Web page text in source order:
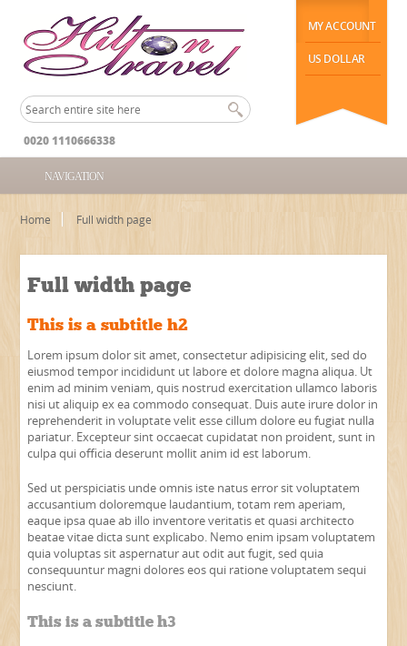
MY ACCOUNT
US DOLLAR
0020 1110666338
NAVIGATION
Home Full width page
Full width page
This is a subtitle h2
Lorem ipsum dolor sit amet, consectetur adipisicing elit, sed do
eiusmod tempor incididunt ut labore et dolore magna aliqua. Ut
enim ad minim veniam, quis nostrud exercitation ullamco laboris
nisi ut aliquip ex ea commodo consequat. Duis aute irure dolor in
reprehenderit in voluptate velit esse cillum dolore eu fugiat nulla
pariatur. Excepteur sint occaecat cupidatat non proident, sunt in
culpa qui officia deserunt mollit anim id est laborum.
Sed ut perspiciatis unde omnis iste natus error sit voluptatem
accusantium doloremque laudantium, totam rem aperiam,
eaque ipsa quae ab illo inventore veritatis et quasi architecto
beatae vitae dicta sunt explicabo. Nemo enim ipsam voluptatem
quia voluptas sit aspernatur aut odit aut fugit, sed quia
consequuntur magni dolores eos qui ratione voluptatem sequi
nesciunt.
This is a subtitle h3